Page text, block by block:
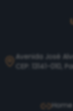
Avenida José
CEP: 13141-010,
Home